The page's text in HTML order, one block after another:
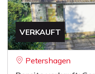
VERKAUFT
Petershagen